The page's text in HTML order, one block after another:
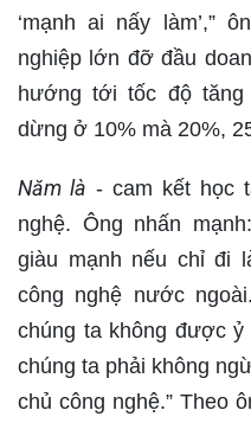
‘mạnh ai nấy làm’,”
nghiệp lớn đỡ đầu
hướng tới tốc độ
dừng ở 10% mà 20%,
Năm là - cam kết học
nghệ. Ông nhấn
giàu mạnh nếu chỉ đi
công nghệ nước
chúng ta không được
chúng ta phải không
chủ công nghệ.” Theo